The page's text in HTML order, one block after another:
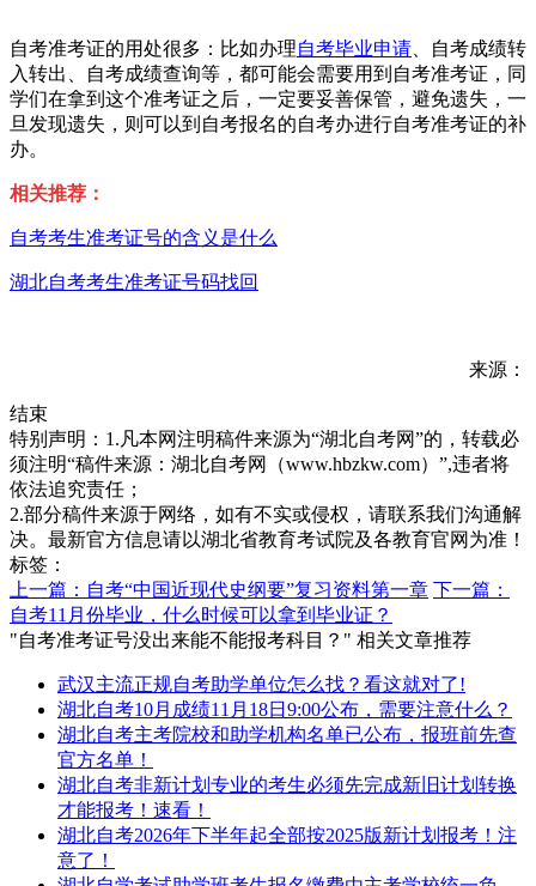
自考准考证的用处很多：比如办理自考毕业申请 、自考成绩转
入转出、自考成绩查询等，都可能会需要用到自考准考证，同
学们在拿到这个准考证之后，一定要妥善保管，避免遗失，一
旦发现遗失，则可以到自考报名的自考办进行自考准考证的补
办。
相关推荐：
自考考生准考证号的含义是什么
湖北自考考生准考证号码找回
来源：
结束
特别声明：1.凡本网注明稿件来源为“湖北自考网”的，转载必
须注明“稿件来源：湖北自考网（www.hbzkw.com）”,违者将
依法追究责任；
2.部分稿件来源于网络，如有不实或侵权，请联系我们沟通解
决。最新官方信息请以湖北省教育考试院及各教育官网为准！
标签：
上一篇：自考“中国近现代史纲要”复习资料第一章 下一篇：
自考11月份毕业，什么时候可以拿到毕业证？
"自考准考证号没出来能不能报考科目？" 相关文章推荐
武汉主流正规自考助学单位怎么找？看这就对了!
湖北自考10月成绩11月18日9:00公布，需要注意什么？
湖北自考主考院校和助学机构名单已公布，报班前先查
官方名单！
湖北自考非新计划专业的考生必须先完成新旧计划转换
才能报考！速看！
湖北自考2026年下半年起全部按2025版新计划报考！注
意了！